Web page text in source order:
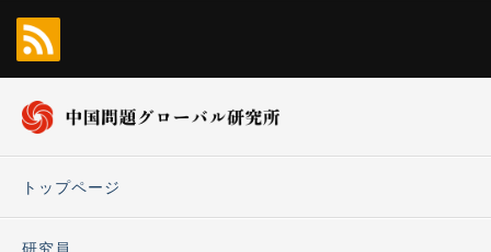
トップページ